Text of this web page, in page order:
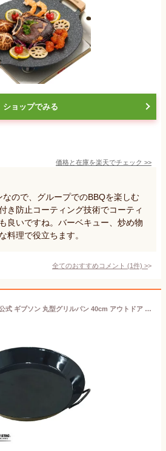
ショップでみる
価格と在庫を楽天でチェック >>
ので、グループでのBBQを楽しむ
き防止コーティング技術でコーティ
良いですね。バーベキュー、炒め物
料理で役立ちます。
全てのおすすめコメント (1件) >
キャプテンスタッグ公式 ギブソン 丸型グリルパン 40cm アウトドア キャンプ バーベキュー 鉄板 大型 UG-8994 バーベキュークッキング用品 鉄板網 調理 クッキング キッチン用品 調理器具